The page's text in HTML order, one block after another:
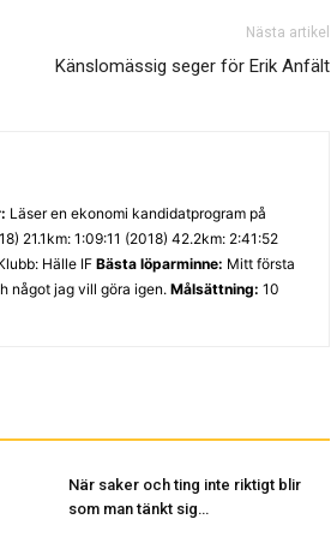
Nästa artikel
Känslomässig seger för Erik Anfält
Läser en ekonomi kandidatprogram på
21.1km: 1:09:11 (2018) 42.2km: 2:41:52
Hälle IF Bästa löparminne: Mitt första
något jag vill göra igen. Målsättning: 10
När saker och ting inte riktigt blir
som man tänkt sig…